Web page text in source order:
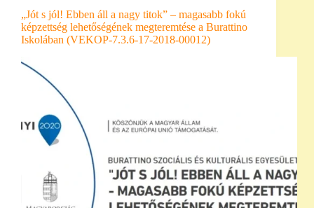
„Jót s jól! Ebben áll a nagy titok” – magasabb fokú
képzettség lehetőségének megteremtése a Burattino
Iskolában (VEKOP-7.3.6-17-2018-00012)